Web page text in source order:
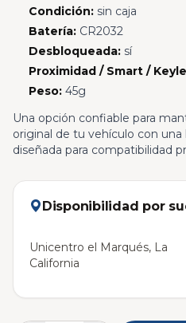
Condición:sin caja
Batería:CR2032
Desbloqueada:sí
Proximidad / Smart /
Peso:45g
Una opción confiable para
original de tu vehículo con
diseñada para compatibilidad
Disponibilidad por
Unicentro el Marqués, La
California